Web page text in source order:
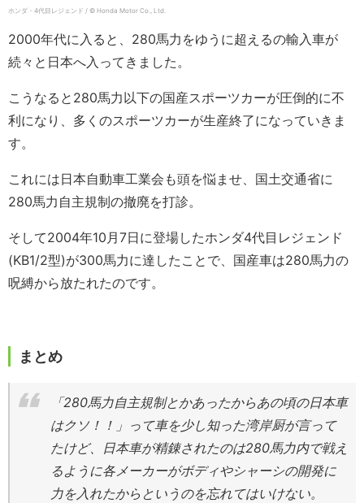
ホンダ・4代目レジェンド / © Honda Motor Co., Ltd.
2000年代に入ると、280馬力をゆうに超えるの輸入車が
続々と日本へ入ってきました。
こうなると280馬力以下の国産スポーツカーが圧倒的に不
利になり、多くのスポーツカーが生産終了になっていきま
す。
これには日本自動車工業会も頭を悩ませ、国土交通省に
280馬力自主規制の撤廃を打診。
そして2004年10月7日に登場したホンダ4代目レジェンド
(KB1/2型)が300馬力に達したことで、国産車は280馬力の
呪縛から放たれたのです。
まとめ
「280馬力自主規制とかあったからあの頃の日本車
はクソ！！」って車を少し知った湾岸厨が言って
たけど、日本車が精錬されたのは280馬力内で戦え
るように各メーカーがボディやシャーシの開発に
力を入れたからというのを忘れてはいけない。